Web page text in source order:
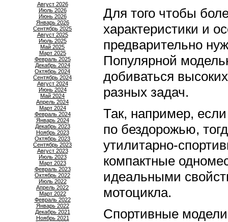
Август 2026
Июль 2026
Июнь 2026
Январь 2026
Сентябрь 2025
Август 2025
Июль 2025
Май 2025
Март 2025
Февраль 2025
Декабрь 2024
Октябрь 2024
Сентябрь 2024
Август 2024
Июнь 2024
Май 2024
Апрель 2024
Март 2024
Февраль 2024
Январь 2024
Декабрь 2023
Ноябрь 2023
Октябрь 2023
Сентябрь 2023
Август 2023
Июль 2023
Март 2023
Февраль 2023
Октябрь 2022
Июль 2022
Апрель 2022
Март 2022
Февраль 2022
Январь 2022
Декабрь 2021
Ноябрь 2021
Для того чтобы
характеристики и
предварительно
Популярной
добиваться
разных задач.
Так, например, если
по бездорожью,
утилитарно-
компактные
идеальными
мотоцикла.
Спортивные